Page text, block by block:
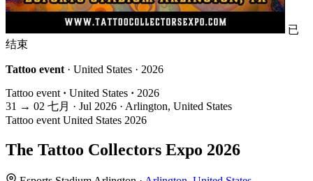
已
结束
Tattoo event · United States · 2026
Tattoo event · United States · 2026
31 → 02 七月 · Jul 2026 · Arlington, United States
Tattoo event United States 2026
The Tattoo Collectors Expo 2026